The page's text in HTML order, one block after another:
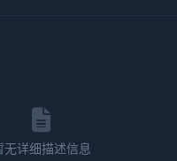
无详细描述信息